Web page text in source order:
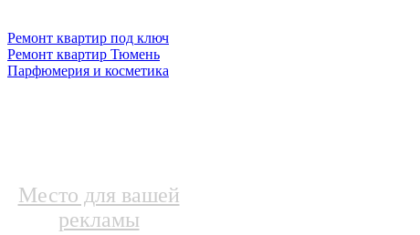
Ремонт квартир под ключ
Ремонт квартир Тюмень
Парфюмерия и косметика
Место для вашей
рекламы